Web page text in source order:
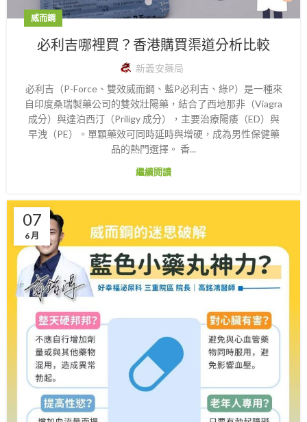
威而鋼
必利吉哪裡買？香港購買渠道分析比較
新義安藥局
必利吉（P-Force、雙效威而鋼、藍P必利吉、綠P）是一種來
自印度桑瑞製藥公司的雙效壯陽藥，結合了西地那非（Viagra
成分）與達泊西汀（Priligy 成分），主要治療陽痿（ED）與
早洩（PE）。單顆藥效可同時延時與增硬，成為男性保健藥
品的熱門選擇。 香...
繼續閱讀
07
6 月